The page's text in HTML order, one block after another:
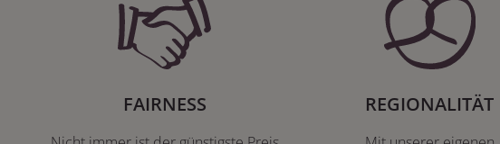
FAIRNESS REGIONALITÄT